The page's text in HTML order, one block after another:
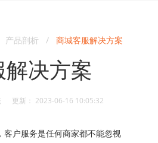
产品剖析 / 商城客服解决方案
决方案
更新： 2023-06-16 10:05:32
户服务是任何商家都不能忽视